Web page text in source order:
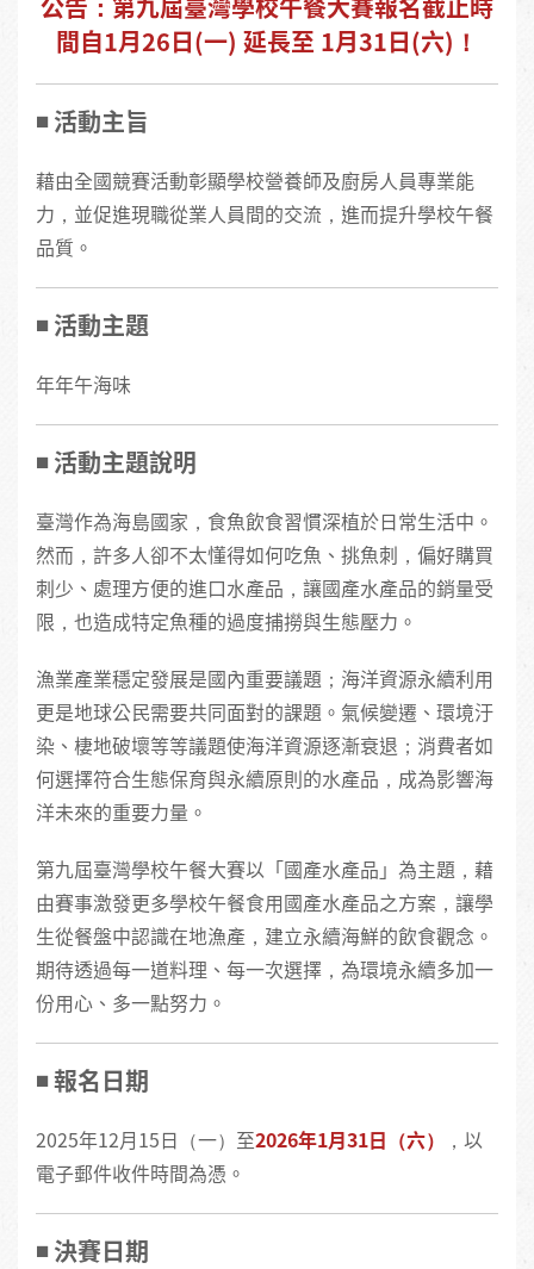
間自1月26日(一) 延長至 1月31日(六)！
◾️ 活動主旨
藉由全國競賽活動彰顯學校營養師及廚房人員專業能
力，並促進現職從業人員間的交流，進而提升學校午餐
品質。
◾️活動主題
年年午海味
◾️ 活動主題說明
臺灣作為海島國家，食魚飲食習慣深植於日常生活中。
然而，許多人卻不太懂得如何吃魚、挑魚刺，偏好購買
刺少、處理方便的進口水產品，讓國產水產品的銷量受
限，也造成特定魚種的過度捕撈與生態壓力。
漁業產業穩定發展是國內重要議題；海洋資源永續利用
更是地球公民需要共同面對的課題。氣候變遷、環境汙
染、棲地破壞等等議題使海洋資源逐漸衰退；消費者如
何選擇符合生態保育與永續原則的水產品，成為影響海
洋未來的重要力量。
第九屆臺灣學校午餐大賽以「國產水產品」為主題，藉
由賽事激發更多學校午餐食用國產水產品之方案，讓學
生從餐盤中認識在地漁產，建立永續海鮮的飲食觀念。
期待透過每一道料理、每一次選擇，為環境永續多加一
份用心、多一點努力。
◾️ 報名日期
2025年12月15日（一）至2026年1月31日（六）
，以
電子郵件收件時間為憑。
◾️ 決賽日期